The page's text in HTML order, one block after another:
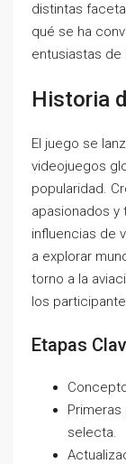
distintas
qué se ha
entusiastas de
Historia
El juego se
videojuegos
popularidad.
apasionados y
influencias de
a explorar
torno a la
los
Etapas
selecta.